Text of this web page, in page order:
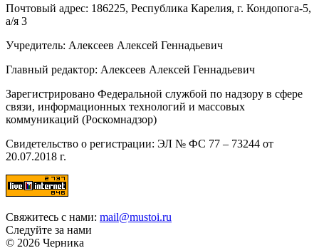
Почтовый адрес: 186225, Республика Карелия, г. Кондопога-5,
а/я 3
Учредитель: Алексеев Алексей Геннадьевич
Главный редактор: Алексеев Алексей Геннадьевич
Зарегистрировано Федеральной службой по надзору в сфере
связи, информационных технологий и массовых
коммуникаций (Роскомнадзор)
Свидетельство о регистрации: ЭЛ № ФС 77 – 73244 от
20.07.2018 г.
Свяжитесь с нами: mail@mustoi.ru
Следуйте за нами
© 2026 Черника